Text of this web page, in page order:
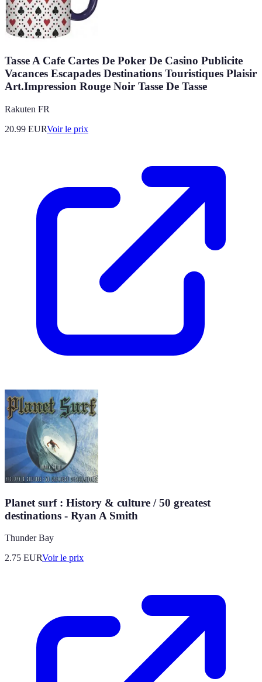
Tasse A Cafe Cartes De Poker De Casino Publicite
Vacances Escapades Destinations Touristiques Plaisir
Art.Impression Rouge Noir Tasse De Tasse
Rakuten FR
20.99 EURVoir le prix
Planet surf : History & culture / 50 greatest
destinations - Ryan A Smith
Thunder Bay
2.75 EURVoir le prix